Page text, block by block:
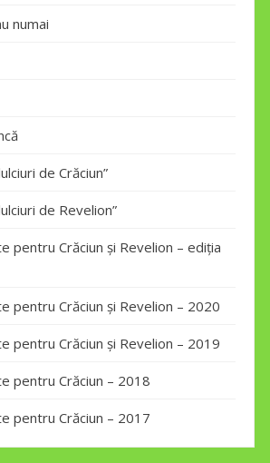
numai
de Crăciun”
de Revelion”
pentru Crăciun și Revelion – ediția
pentru Crăciun și Revelion – 2020
pentru Crăciun și Revelion – 2019
pentru Crăciun – 2018
pentru Crăciun – 2017